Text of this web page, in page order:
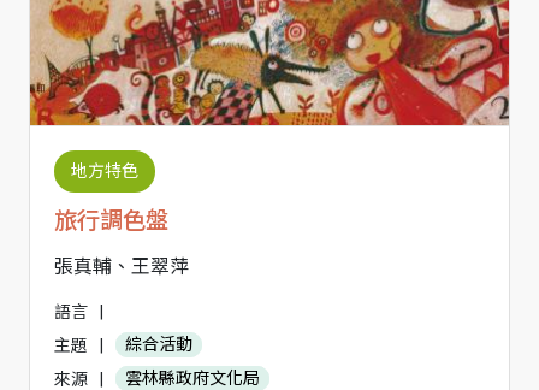
地方特色
旅行調色盤
張真輔、王翠萍
語言
|
主題
|
綜合活動
來源
|
雲林縣政府文化局